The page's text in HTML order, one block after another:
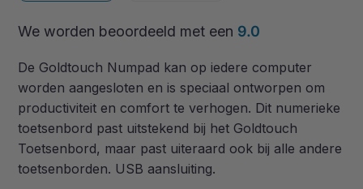
We worden beoordeeld met een 9.0
De Goldtouch Numpad kan op iedere computer
worden aangesloten en is speciaal ontworpen om
productiviteit en comfort te verhogen. Dit numerieke
toetsenbord past uitstekend bij het Goldtouch
Toetsenbord, maar past uiteraard ook bij alle andere
toetsenborden. USB aansluiting.